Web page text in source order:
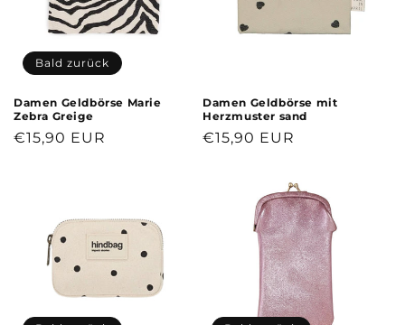
Bald zurück
Damen Geldbörse Marie
Zebra Greige
Normaler
€15,90 EUR
Damen Geldbörse mit
Herzmuster sand
Normaler
€15,90 EUR